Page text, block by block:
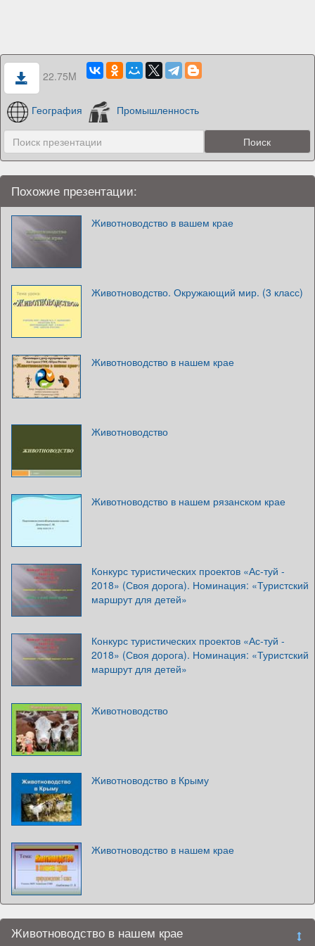
22.75M
География Промышленность
Похожие презентации:
Животноводство в вашем крае
Животноводство. Окружающий мир. (3 класс)
Животноводство в нашем крае
Животноводство
Животноводство в нашем рязанском крае
Конкурс туристических проектов «Ас-туй -
2018» (Своя дорога). Номинация: «Туристский
маршрут для детей»
Конкурс туристических проектов «Ас-туй -
2018» (Своя дорога). Номинация: «Туристский
маршрут для детей»
Животноводство
Животноводство в Крыму
Животноводство в нашем крае
Животноводство в нашем крае